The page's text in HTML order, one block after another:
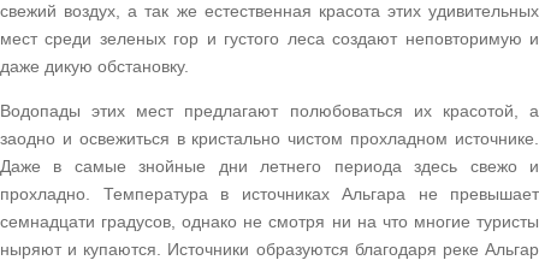
свежий воздух, а так же естественная красота этих удивительных
мест среди зеленых гор и густого леса создают неповторимую и
даже дикую обстановку.
Водопады этих мест предлагают полюбоваться их красотой, а
заодно и освежиться в кристально чистом прохладном источнике.
Даже в самые знойные дни летнего периода здесь свежо и
прохладно. Температура в источниках Альгара не превышает
семнадцати градусов, однако не смотря ни на что многие туристы
ныряют и купаются. Источники образуются благодаря реке Альгар